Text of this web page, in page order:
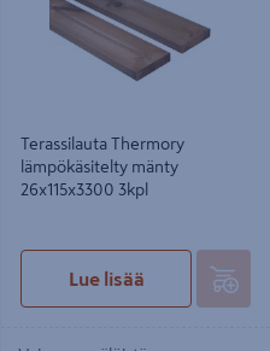
Terassilauta Thermory
lämpökäsitelty mänty
26x115x3300 3kpl
Lue lisää